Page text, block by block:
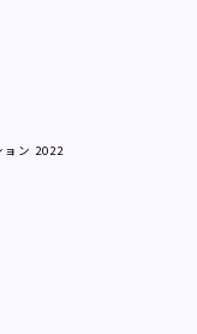
ン 2022